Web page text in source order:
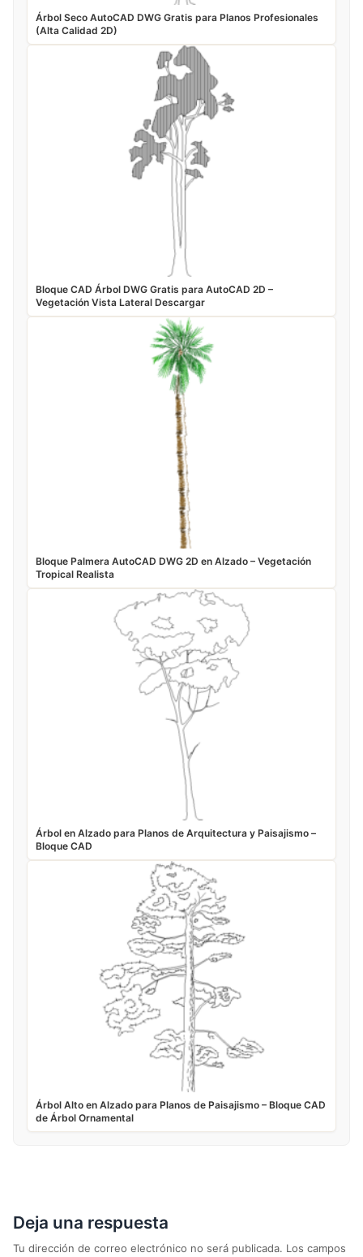
Árbol Seco AutoCAD DWG Gratis para Planos Profesionales
(Alta Calidad 2D)
Bloque CAD Árbol DWG Gratis para AutoCAD 2D –
Vegetación Vista Lateral Descargar
Bloque Palmera AutoCAD DWG 2D en Alzado – Vegetación
Tropical Realista
Árbol en Alzado para Planos de Arquitectura y Paisajismo –
Bloque CAD
Árbol Alto en Alzado para Planos de Paisajismo – Bloque CAD
de Árbol Ornamental
Deja una respuesta
Tu dirección de correo electrónico no será publicada. Los campos